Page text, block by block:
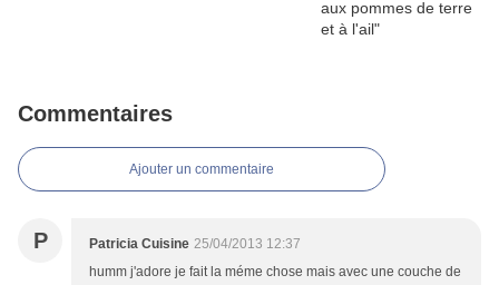
Commentaires
Ajouter un commentaire
P Patricia Cuisine 25/04/2013 12:37
humm j'adore je fait la méme chose mais avec une couche de